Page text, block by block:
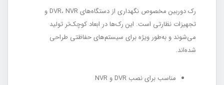
رک دوربین مخصوص نگهداری از دستگاه‌های DVR، NVR و
تجهیزات نظارتی است. این رک‌ها در ابعاد کوچک‌تر تولید
می‌شوند و به‌طور ویژه برای سیستم‌های حفاظتی طراحی
شده‌اند.
مناسب برای نصب DVR و NVR